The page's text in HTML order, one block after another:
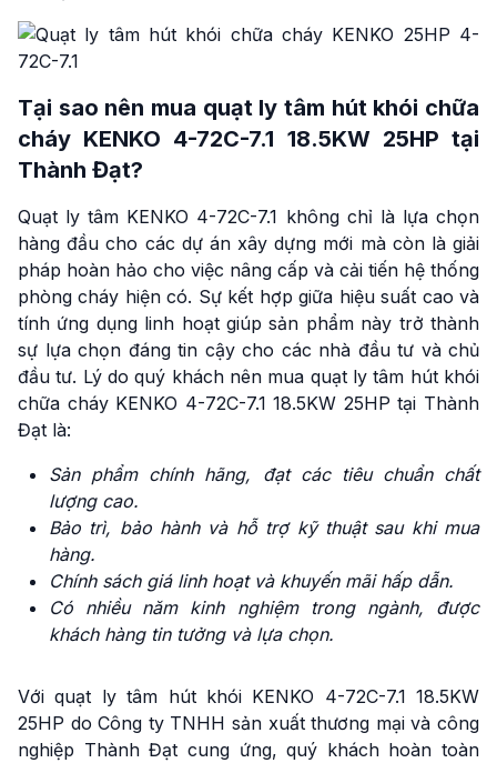
Tại sao nên mua quạt ly tâm hút khói chữa
cháy KENKO 4-72C-7.1 18.5KW 25HP tại
Thành Đạt?
Quạt ly tâm KENKO 4-72C-7.1 không chỉ là lựa chọn
hàng đầu cho các dự án xây dựng mới mà còn là giải
pháp hoàn hảo cho việc nâng cấp và cải tiến hệ thống
phòng cháy hiện có. Sự kết hợp giữa hiệu suất cao và
tính ứng dụng linh hoạt giúp sản phẩm này trở thành
sự lựa chọn đáng tin cậy cho các nhà đầu tư và chủ
đầu tư. Lý do quý khách nên mua quạt ly tâm hút khói
chữa cháy KENKO 4-72C-7.1 18.5KW 25HP tại Thành
Đạt là:
Sản phẩm chính hãng, đạt các tiêu chuẩn chất
lượng cao.
Bảo trì, bảo hành và hỗ trợ kỹ thuật sau khi mua
hàng.
Chính sách giá linh hoạt và khuyến mãi hấp dẫn.
Có nhiều năm kinh nghiệm trong ngành, được
khách hàng tin tưởng và lựa chọn.
Với quạt ly tâm hút khói KENKO 4-72C-7.1 18.5KW
25HP do Công ty TNHH sản xuất thương mại và công
nghiệp Thành Đạt cung ứng, quý khách hoàn toàn